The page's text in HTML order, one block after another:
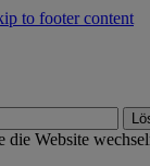
to footer content
die Website